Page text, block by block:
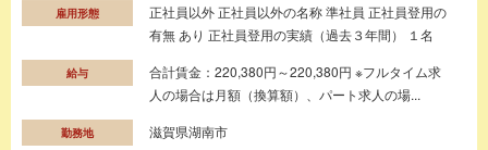
雇用形態
正社員以外 正社員以外の名称 準社員 正社員登用の
有無 あり 正社員登用の実績（過去３年間） １名
給与
合計賃金：220,380円～220,380円 ※フルタイム求
人の場合は月額（換算額）、パート求人の場...
勤務地 滋賀県湖南市